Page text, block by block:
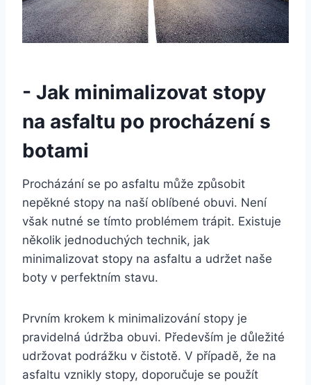
-⁣ Jak minimalizovat‌ stopy‍
na asfaltu ‌po procházení s
botami
Procházání se po asfaltu může způsobit
nepěkné​ stopy na‌ naší oblíbené obuvi. ‍Není
však nutné se tímto problémem trápit. Existuje
několik jednoduchých technik, ‌jak
minimalizovat stopy na asfaltu a⁣ udržet naše
boty⁢ v perfektním stavu.
Prvním krokem k‌ minimalizování ⁣stopy je
⁢pravidelná ‍údržba obuvi. Především je důležité
udržovat podrážku v čistotě. V ⁤případě, že na
asfaltu vznikly⁤ stopy, doporučuje ⁢se ⁤použít